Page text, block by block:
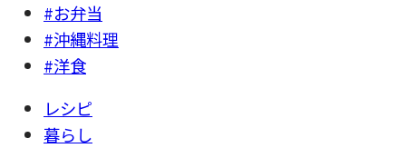
#お弁当
#沖縄料理
#洋食
レシピ
暮らし